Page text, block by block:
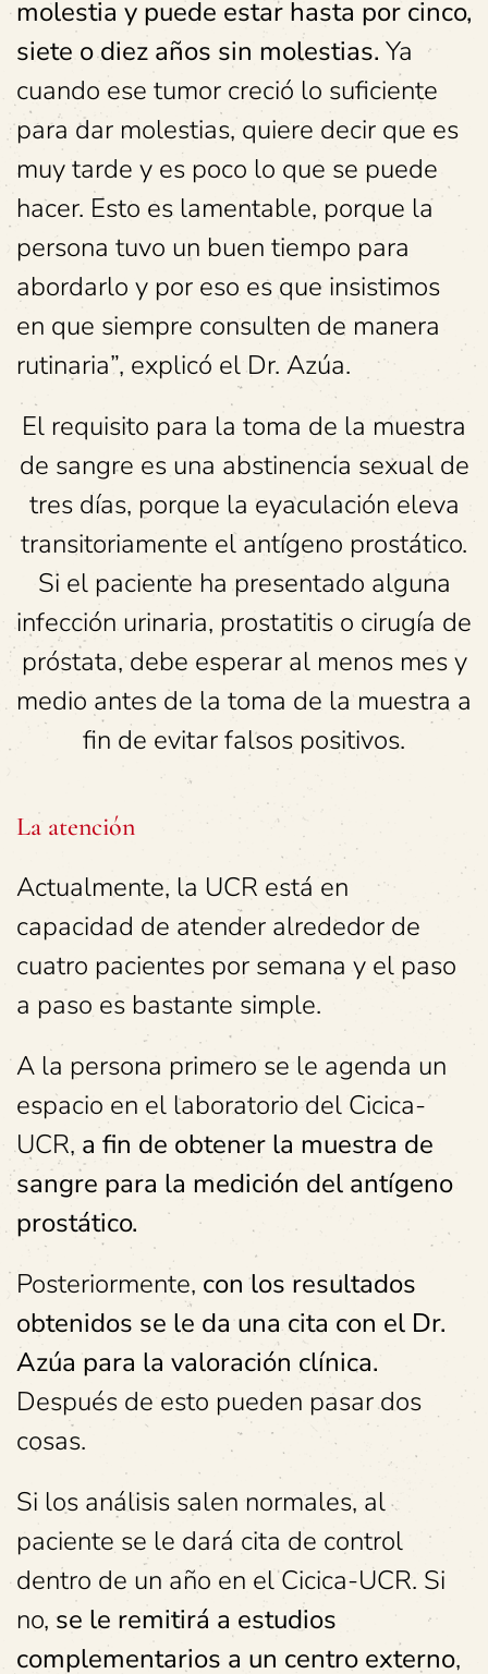
molestia y puede estar hasta por cinco,
siete o diez años sin molestias. Ya
cuando ese tumor creció lo suficiente
para dar molestias, quiere decir que es
muy tarde y es poco lo que se puede
hacer. Esto es lamentable, porque la
persona tuvo un buen tiempo para
abordarlo y por eso es que insistimos
en que siempre consulten de manera
rutinaria”, explicó el Dr. Azúa.
El requisito para la toma de la muestra
de sangre es una abstinencia sexual de
tres días, porque la eyaculación eleva
transitoriamente el antígeno prostático.
Si el paciente ha presentado alguna
infección urinaria, prostatitis o cirugía de
próstata, debe esperar al menos mes y
medio antes de la toma de la muestra a
fin de evitar falsos positivos.
La atención
Actualmente, la UCR está en
capacidad de atender alrededor de
cuatro pacientes por semana y el paso
a paso es bastante simple.
A la persona primero se le agenda un
espacio en el laboratorio del Cicica-
UCR, a fin de obtener la muestra de
sangre para la medición del antígeno
prostático.
Posteriormente, con los resultados
obtenidos se le da una cita con el Dr.
Azúa para la valoración clínica.
Después de esto pueden pasar dos
cosas.
Si los análisis salen normales, al
paciente se le dará cita de control
dentro de un año en el Cicica-UCR. Si
no, se le remitirá a estudios
complementarios a un centro externo,